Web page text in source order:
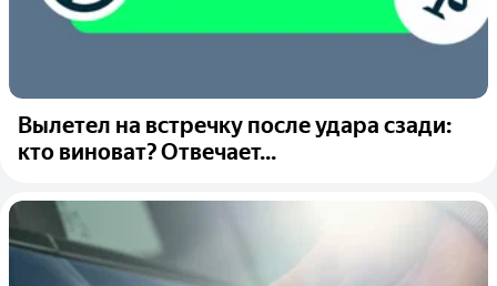
Вылетел на встречку после удара сзади:
кто виноват? Отвечает...